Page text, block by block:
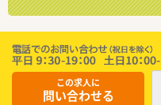
この求人に
問い合わせる